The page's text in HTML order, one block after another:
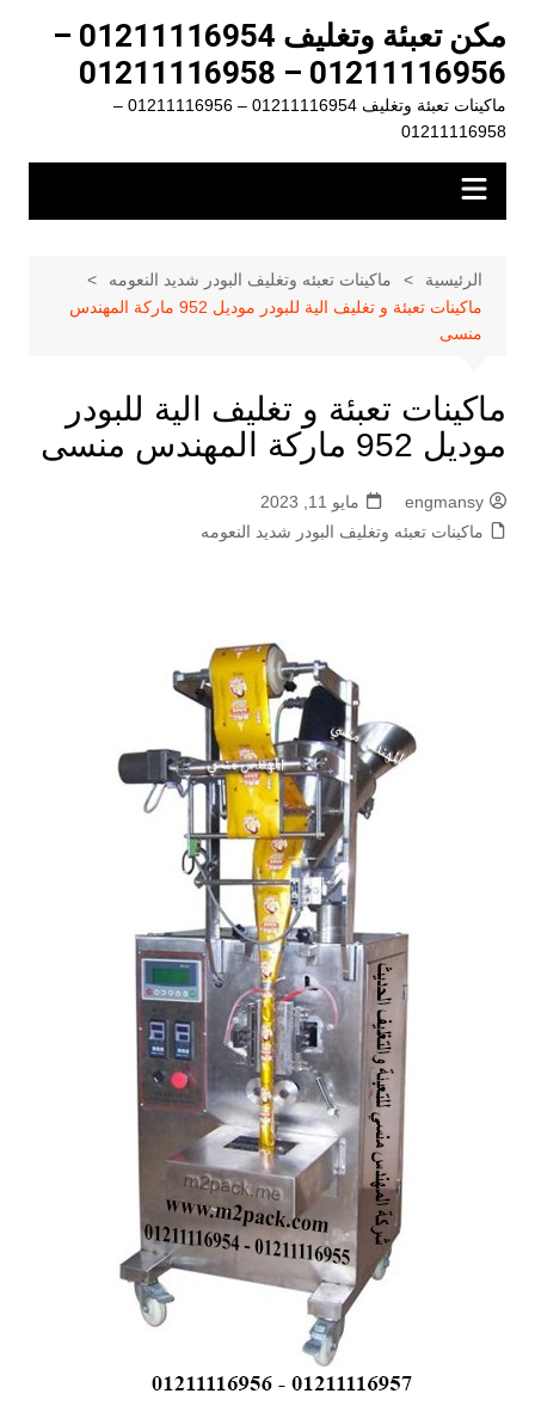
المحتوى
مكن تعبئة وتغليف 01211116954 –
01211116956 – 01211116958
ماكينات تعبئة وتغليف 01211116954 – 01211116956 –
01211116958
الرئيسية
ماكينات تعبئه وتغليف البودر شديد النعومه
ماكينات تعبئة و تغليف الية للبودر موديل 952 ماركة المهندس
منسى
ماكينات تعبئة و تغليف الية للبودر
موديل 952 ماركة المهندس منسى
engmansy
مايو 11, 2023
ماكينات تعبئه وتغليف البودر شديد النعومه